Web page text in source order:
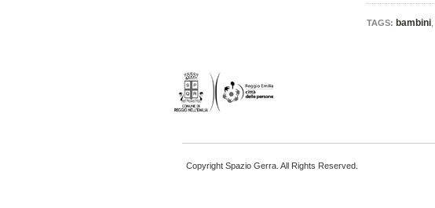
TAGS: bambini,
Copyright Spazio Gerra. All Rights Reserved.